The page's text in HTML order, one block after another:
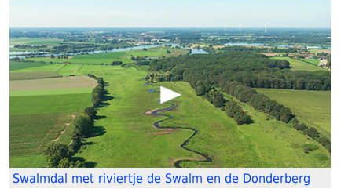
Swalmdal met riviertje de Swalm en de Donderberg